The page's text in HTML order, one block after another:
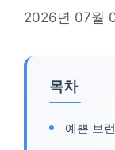
2026년 07월
목차
예쁜 브